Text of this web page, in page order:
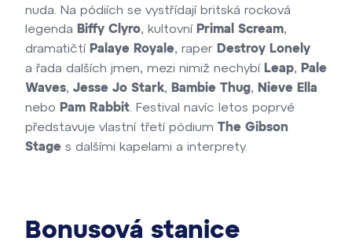
nuda. Na pódiích se vystřídají britská rocková
legenda Biffy Clyro , kultovní Primal Scream
dramatičtí Palaye Royale , raper Destroy Lonely
a řada dalších jmen, mezi nimiž nechybí Leap
Pale
Waves Jesse Jo Stark Bambie Thug Nieve Ella
nebo Pam Rabbit . Festival navíc letos poprvé
představuje vlastní třetí pódium The Gibson
Stage s dalšími kapelami a interprety.
Bonusová stanice